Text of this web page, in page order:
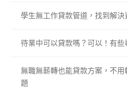
學生無工作貸款管道，找到解決
待業中可以貸款嗎？可以！有些
無職無薪轉也能貸款方案，不
題